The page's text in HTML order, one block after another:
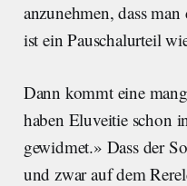
anzunehmen, dass
ist ein Pauschalurteil
Dann kommt eine
haben Eluveitie schon
gewidmet.» Dass der
und zwar auf dem